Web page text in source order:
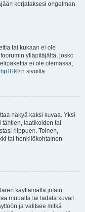
korjataksesi ongelman.
tai kukaan ei ole
ylläpitäjältä, josko
ei ole olemassa,
®:n sivuilta.
näkyä kaksi kuvaa. Yksi
laatikoiden tai
riippuen. Toinen,
tai henkilökohtainen
käyttämällä jotain
muualta tai ladata kuvan.
ja valitsee mitkä